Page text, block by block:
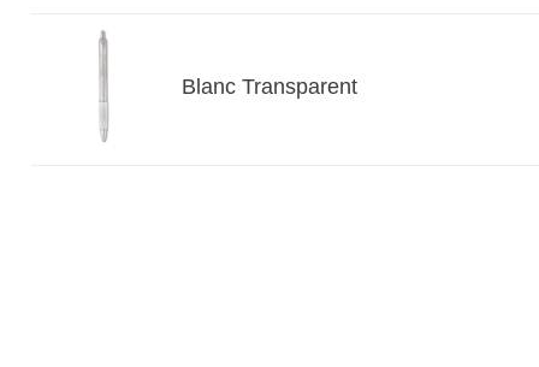
Blanc Transparent